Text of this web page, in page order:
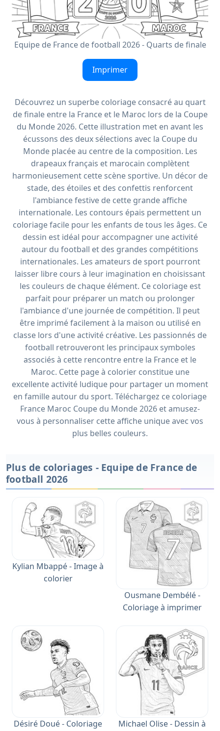
Equipe de France de football 2026 - Quarts de finale
Imprimer
Découvrez un superbe coloriage consacré au quart
de finale entre la France et le Maroc lors de la Coupe
du Monde 2026. Cette illustration met en avant les
écussons des deux sélections avec la Coupe du
Monde placée au centre de la composition. Les
drapeaux français et marocain complètent
harmonieusement cette scène sportive. Un décor de
stade, des étoiles et des confettis renforcent
l'ambiance festive de cette grande affiche
internationale. Les contours épais permettent un
coloriage facile pour les enfants de tous les âges. Ce
dessin est idéal pour accompagner une activité
autour du football et des grandes compétitions
internationales. Les amateurs de sport pourront
laisser libre cours à leur imagination en choisissant
les couleurs de chaque élément. Ce coloriage est
parfait pour préparer un match ou prolonger
l'ambiance d'une journée de compétition. Il peut
être imprimé facilement à la maison ou utilisé en
classe lors d'une activité créative. Les passionnés de
football retrouveront les principaux symboles
associés à cette rencontre entre la France et le
Maroc. Cette page à colorier constitue une
excellente activité ludique pour partager un moment
en famille autour du sport. Téléchargez ce coloriage
France Maroc Coupe du Monde 2026 et amusez-
vous à personnaliser cette affiche unique avec vos
plus belles couleurs.
Plus de coloriages - Equipe de France de
football 2026
Kylian Mbappé - Image à
colorier
Ousmane Dembélé -
Coloriage à imprimer
Désiré Doué - Coloriage
Michael Olise - Dessin à